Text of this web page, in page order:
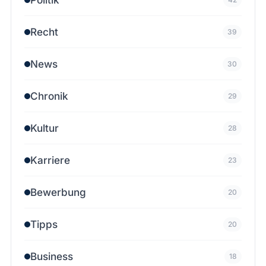
Recht 39
News 30
Chronik 29
Kultur 28
Karriere 23
Bewerbung 20
Tipps 20
Business 18